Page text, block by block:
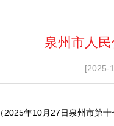
泉州市人
[2025-
（2025年10月27日泉州市第